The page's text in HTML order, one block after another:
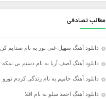
مطالب تصادفی
دانلود آهنگ سهیل غنی پور به نام صدایم کن
دانلود آهنگ آصف آریا به نام دستم بی نمکه
دانلود آهنگ حامیم به نام زندگی کردم تورو
دانلود آهنگ احمد سلو به نام اقلا